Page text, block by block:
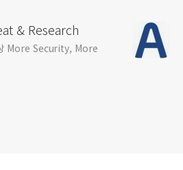
& Research
More Security, More